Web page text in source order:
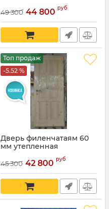
49 300 44 800 руб
Топ продаж
-5.52 %
Дверь филенчатаям 60
мм утепленная
45 300 42 800 руб